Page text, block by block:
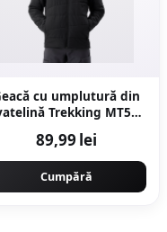
cu umplutură din
Trekking MT50
89,99 lei
Cumpără